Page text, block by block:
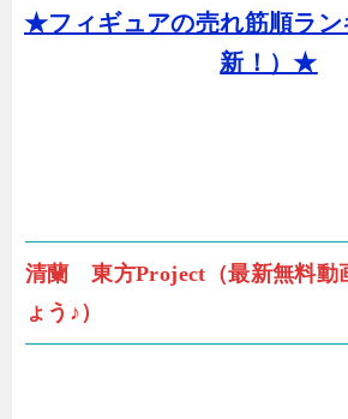
★フィギュアの売れ筋順ラン
新！）★
清蘭 東方Project（最新無料動
ょう♪）